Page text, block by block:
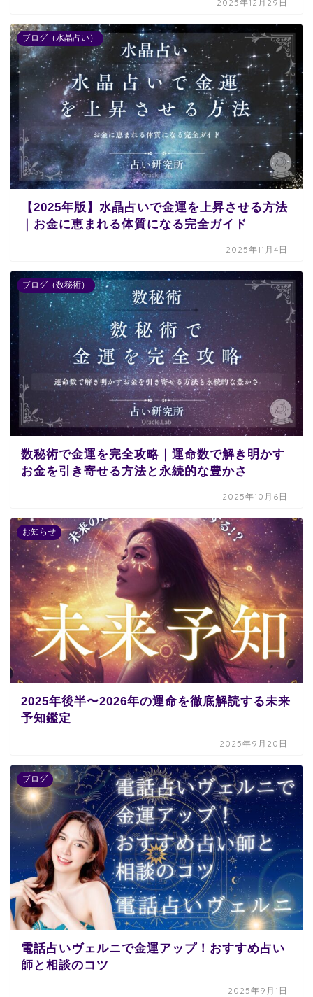
2025年12月29日
ブログ（水晶占い）
【2025年版】水晶占いで金運を上昇させる方法
｜お金に恵まれる体質になる完全ガイド
2025年11月4日
ブログ（数秘術）
数秘術で金運を完全攻略｜運命数で解き明かす
お金を引き寄せる方法と永続的な豊かさ
2025年10月6日
お知らせ
2025年後半〜2026年の運命を徹底解読する未来
予知鑑定
2025年9月20日
ブログ
電話占いヴェルニで金運アップ！おすすめ占い
師と相談のコツ
2025年9月1日